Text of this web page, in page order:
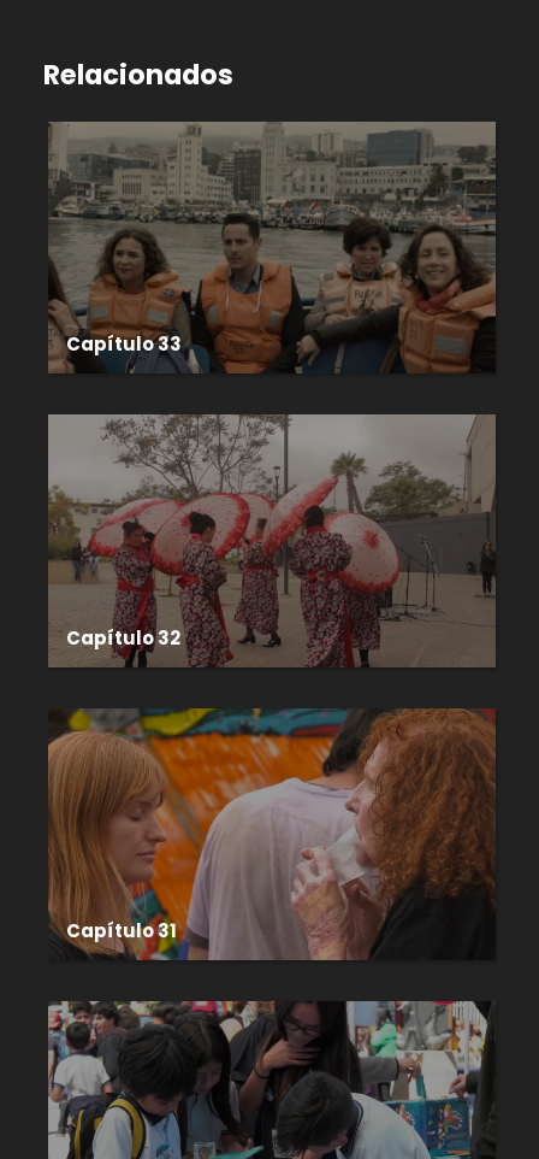
Relacionados
Capítulo 33
Capítulo 32
Capítulo 31